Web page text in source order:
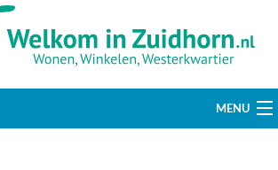
MENU